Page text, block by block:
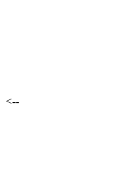
<--